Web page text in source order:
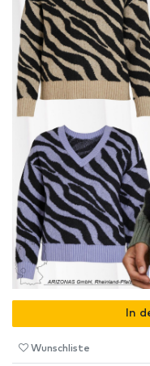
In
Wunschliste